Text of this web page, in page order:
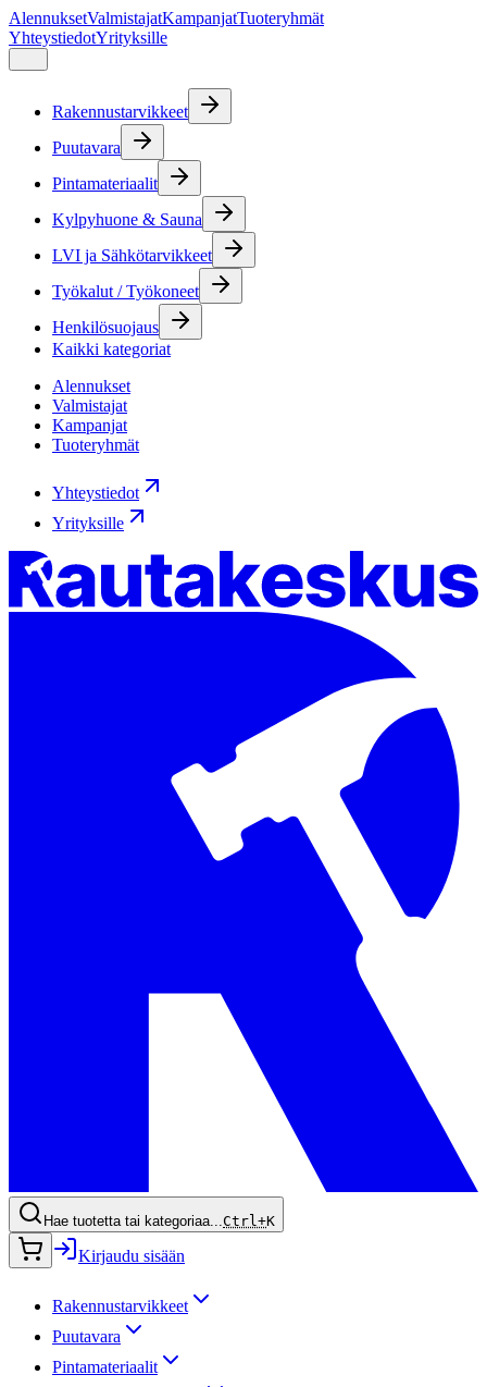
AlennuksetValmistajatKampanjatTuoteryhmät
YhteystiedotYrityksille
Rakennustarvikkeet
Puutavara
Pintamateriaalit
Kylpyhuone & Sauna
LVI ja Sähkötarvikkeet
Työkalut / Työkoneet
Henkilösuojaus
Kaikki kategoriat
Alennukset
Valmistajat
Kampanjat
Tuoteryhmät
Yhteystiedot
Yrityksille
Hae tuotetta tai kategoriaa...Ctrl+K
Kirjaudu sisään
Rakennustarvikkeet
Puutavara
Pintamateriaalit